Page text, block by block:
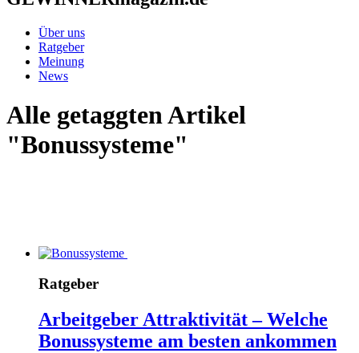
Über uns
Ratgeber
Meinung
News
Alle getaggten Artikel
"Bonussysteme"
Ratgeber
Arbeitgeber Attraktivität – Welche
Bonussysteme am besten ankommen